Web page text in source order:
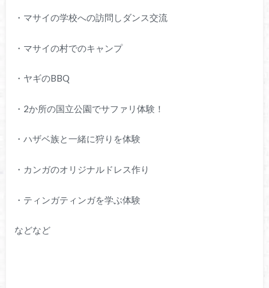
・マサイの学校への訪問しダンス交流
・マサイの村でのキャンプ
・ヤギのBBQ
・2か所の国立公園でサファリ体験！
・ハザベ族と一緒に狩りを体験
・カンガのオリジナルドレス作り
・ティンガティンガを学ぶ体験
などなど